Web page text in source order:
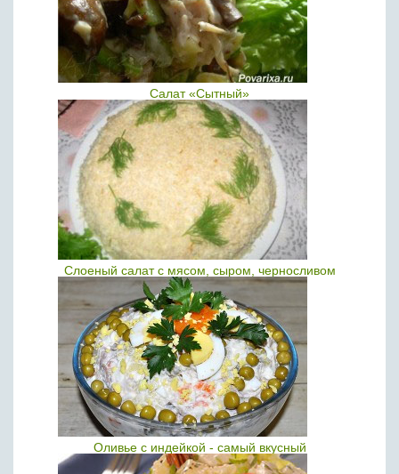
Салат «Сытный»
Слоеный салат с мясом, сыром, черносливом
Оливье с индейкой - самый вкусный